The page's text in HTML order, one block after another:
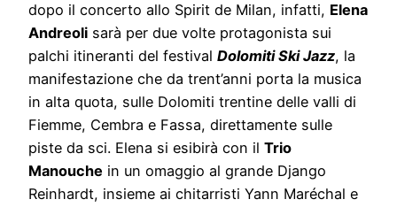
dopo il concerto allo Spirit de Milan, infatti, Elena
Andreoli sarà per due volte protagonista sui
palchi itineranti del festival Dolomiti Ski Jazz, la
manifestazione che da trent’anni porta la musica
in alta quota, sulle Dolomiti trentine delle valli di
Fiemme, Cembra e Fassa, direttamente sulle
piste da sci. Elena si esibirà con il Trio
Manouche in un omaggio al grande Django
Reinhardt, insieme ai chitarristi Yann Maréchal e